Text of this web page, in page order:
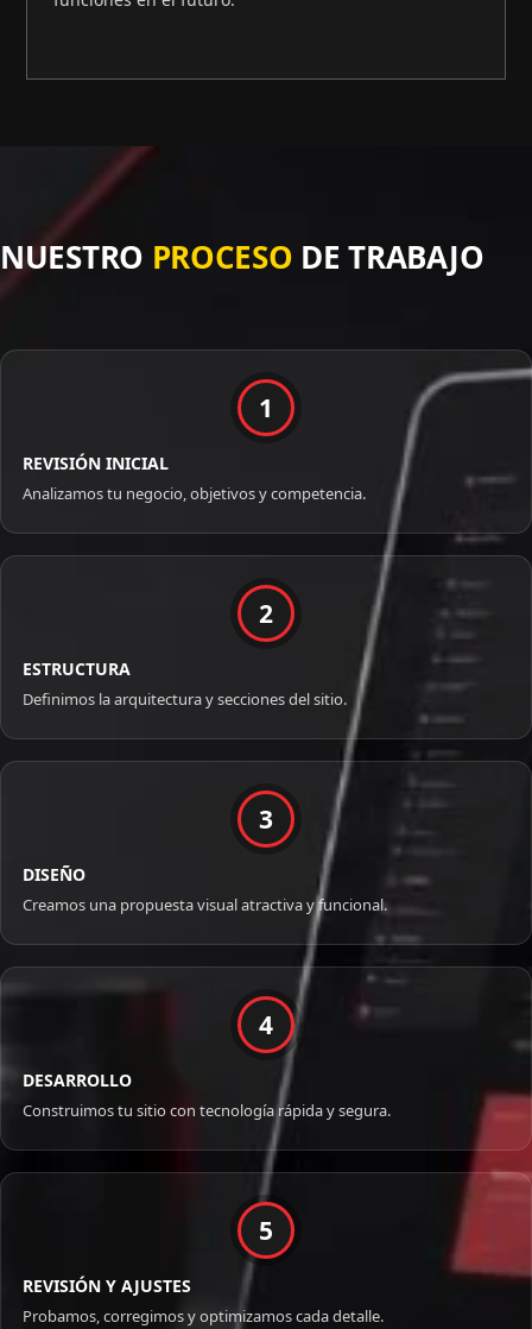
NUESTRO PROCESO DE TRABAJO
1
REVISIÓN INICIAL
Analizamos tu negocio, objetivos y competencia.
2
ESTRUCTURA
Definimos la arquitectura y secciones del sitio.
3
DISEÑO
Creamos una propuesta visual atractiva y funcional.
4
DESARROLLO
Construimos tu sitio con tecnología rápida y segura.
5
REVISIÓN Y AJUSTES
Probamos, corregimos y optimizamos cada detalle.